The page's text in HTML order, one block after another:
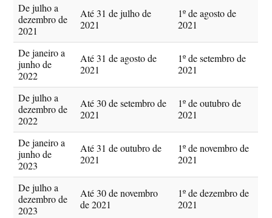
De julho a
dezembro de
2021
Até 31 de julho de
2021
1º de agosto de
2021
De janeiro a
junho de
2022
Até 31 de agosto de
2021
1º de setembro de
2021
De julho a
dezembro de
2022
Até 30 de setembro de
2021
1º de outubro de
2021
De janeiro a
junho de
2023
Até 31 de outubro de
2021
1º de novembro de
2021
De julho a
dezembro de
2023
Até 30 de novembro
de 2021
1º de dezembro de
2021